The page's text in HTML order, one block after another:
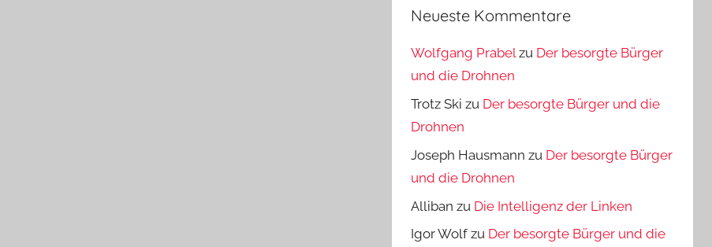
Neueste Kommentare
Wolfgang Prabelzu Der besorgte Bürger
und die Drohnen
Trotz Ski zu Der besorgte Bürger und die
Drohnen
Joseph Hausmann zu Der besorgte Bürger
und die Drohnen
Alliban zu Die Intelligenz der Linken
Igor Wolf zu Der besorgte Bürger und die